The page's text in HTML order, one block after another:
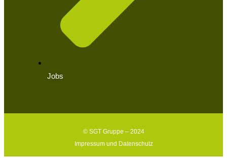
Jobs
© SGT Gruppe – 2024
Impressum und Datenschutz